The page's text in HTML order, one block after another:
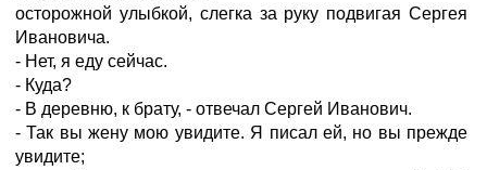
осторожной улыбкой, слегка за руку подвигая Сергея
Ивановича.
- Нет, я еду сейчас.
- Куда?
- В деревню, к брату, - отвечал Сергей Иванович.
- Так вы жену мою увидите. Я писал ей, но вы прежде
увидите;